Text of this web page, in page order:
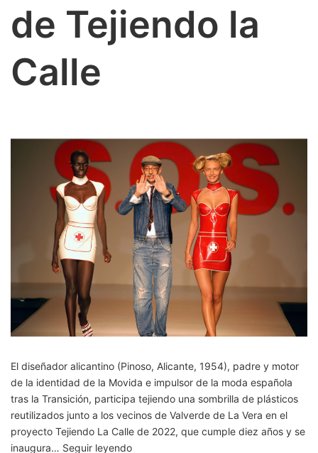
de Tejiendo la
Calle
El diseñador alicantino (Pinoso, Alicante, 1954), padre y motor
de la identidad de la Movida e impulsor de la moda española
tras la Transición, participa tejiendo una sombrilla de plásticos
reutilizados junto a los vecinos de Valverde de La Vera en el
proyecto Tejiendo La Calle de 2022, que cumple diez años y se
inaugura… Seguir leyendoDe